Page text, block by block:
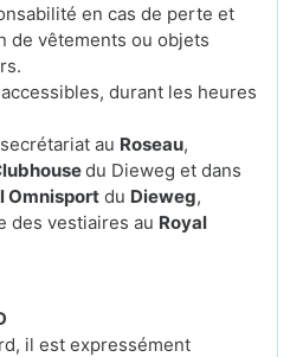
en cas de perte et
de vêtements ou objets
durant les heures
au Roseau,
du Dieweg et dans
Omnisport du Dieweg,
des vestiaires au Royal
il est expressément